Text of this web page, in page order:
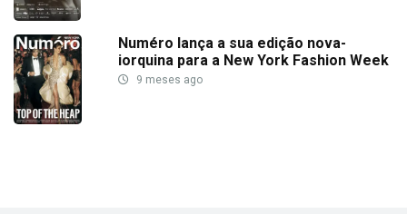
Numéro lança a sua edição nova-
iorquina para a New York Fashion Week
9 meses ago